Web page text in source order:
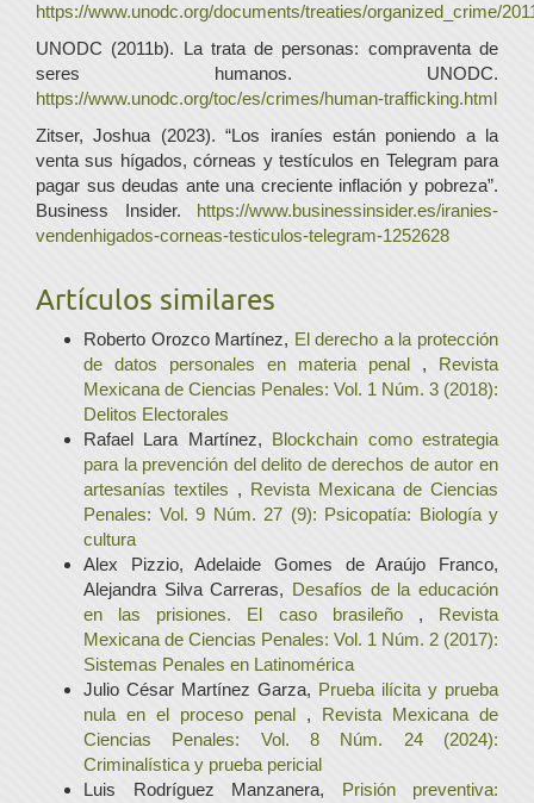
https://www.unodc.org/documents/treaties/organized_crime/
UNODC (2011b). La trata de personas: compraventa de
seres humanos. UNODC.
https://www.unodc.org/toc/es/crimes/human-trafficking.html
Zitser, Joshua (2023). “Los iraníes están poniendo a la
venta sus hígados, córneas y testículos en Telegram para
pagar sus deudas ante una creciente inflación y pobreza”.
Business Insider.
https://www.businessinsider.es/iranies-
vendenhigados-corneas-testiculos-telegram-1252628
Artículos similares
Roberto Orozco Martínez, El derecho a la protección
de datos personales en materia penal ,
Revista
Mexicana de Ciencias Penales: Vol. 1 Núm. 3 (2018):
Delitos Electorales
Rafael Lara Martínez,
Blockchain como estrategia
para la prevención del delito de derechos de autor en
artesanías textiles , Revista Mexicana de Ciencias
Penales: Vol. 9 Núm. 27 (9): Psicopatía: Biología y
cultura
Alex Pizzio, Adelaide Gomes de Araújo Franco,
Alejandra Silva Carreras, Desafíos de la educación
en las prisiones. El caso brasileño ,
Revista
Mexicana de Ciencias Penales: Vol. 1 Núm. 2 (2017):
Sistemas Penales en Latinomérica
Julio César Martínez Garza, Prueba ilícita y prueba
nula en el proceso penal ,
Revista Mexicana de
Ciencias Penales: Vol. 8 Núm. 24 (2024):
Criminalística y prueba pericial
Luis Rodríguez Manzanera,
Prisión preventiva: